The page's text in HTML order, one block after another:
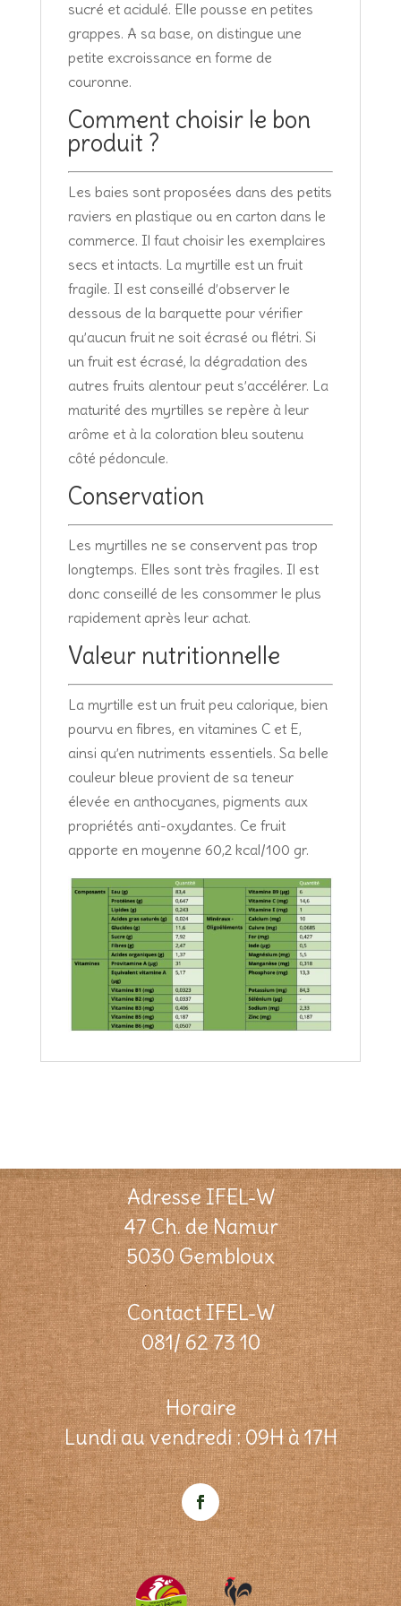
sucré et acidulé. Elle pousse en petites
grappes. A sa base, on distingue une
petite excroissance en forme de
couronne.
Comment choisir le bon
produit ?
Les baies sont proposées dans des petits
raviers en plastique ou en carton dans le
commerce. Il faut choisir les exemplaires
secs et intacts. La myrtille est un fruit
fragile. Il est conseillé d’observer le
dessous de la barquette pour vérifier
qu’aucun fruit ne soit écrasé ou flétri. Si
un fruit est écrasé, la dégradation des
autres fruits alentour peut s’accélérer. La
maturité des myrtilles se repère à leur
arôme et à la coloration bleu soutenu
côté pédoncule.
Conservation
Les myrtilles ne se conservent pas trop
longtemps. Elles sont très fragiles. Il est
donc conseillé de les consommer le plus
rapidement après leur achat.
Valeur nutritionnelle
La myrtille est un fruit peu calorique, bien
pourvu en fibres, en vitamines C et E,
ainsi qu’en nutriments essentiels. Sa belle
couleur bleue provient de sa teneur
élevée en anthocyanes, pigments aux
propriétés anti-oxydantes. Ce fruit
apporte en moyenne 60,2 kcal/100 gr.
Adresse IFEL-W
47 Ch. de Namur
5030 Gembloux
Contact IFEL-W
081/ 62 73 10
Horaire
Lundi au vendredi : 09H à 17H